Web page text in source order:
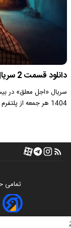
دانلود قسمت 2 سریال اجل معلق + لینک مستقیم
سریال «اجل معلق» در
1404 هر جمعه از پلتفرم فیلم‌نت پخش خواهد شد. پخش…
تمامی
;